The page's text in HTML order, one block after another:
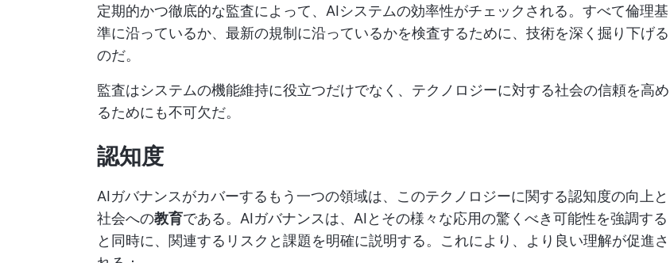
定期的かつ徹底的な監査によって、AIシステムの効率性がチェックされる。すべて倫理基
準に沿っているか、最新の規制に沿っているかを検査するために、技術を深く掘り下げる
のだ。
監査はシステムの機能維持に役立つだけでなく、テクノロジーに対する社会の信頼を高め
るためにも不可欠だ。
認知度
AIガバナンスがカバーするもう一つの領域は、このテクノロジーに関する認知度の向上と
社会への教育である。AIガバナンスは、AIとその様々な応用の驚くべき可能性を強調する
と同時に、関連するリスクと課題を明確に説明する。これにより、より良い理解が促進さ